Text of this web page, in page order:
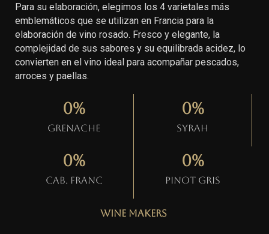
Para su elaboración, elegimos los 4 varietales más
emblemáticos que se utilizan en Francia para la
elaboración de vino rosado. Fresco y elegante, la
complejidad de sus sabores y su equilibrada acidez, lo
convierten en el vino ideal para acompañar pescados,
arroces y paellas.
Grenache
0%
Syrah
0%
Cab. Franc
0%
Pinot gris
0%
Wine Makers